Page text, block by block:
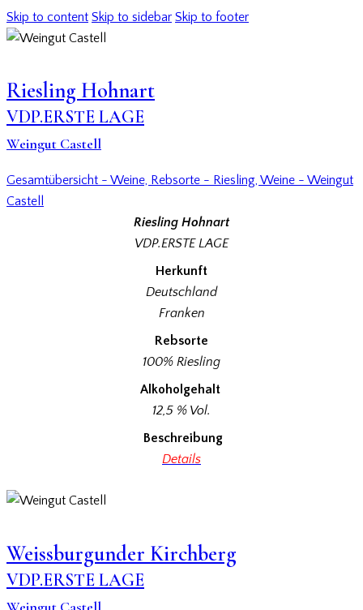
Skip to content Skip to sidebar Skip to footer
Riesling Hohnart
VDP.ERSTE LAGE
Weingut Castell
Gesamtübersicht - Weine, Rebsorte - Riesling, Weine - Weingut
Castell
Riesling Hohnart
VDP.ERSTE LAGE
Herkunft
Deutschland
Franken
Rebsorte
100% Riesling
Alkoholgehalt
12,5 % Vol.
Beschreibung
Details
Weissburgunder Kirchberg
VDP.ERSTE LAGE